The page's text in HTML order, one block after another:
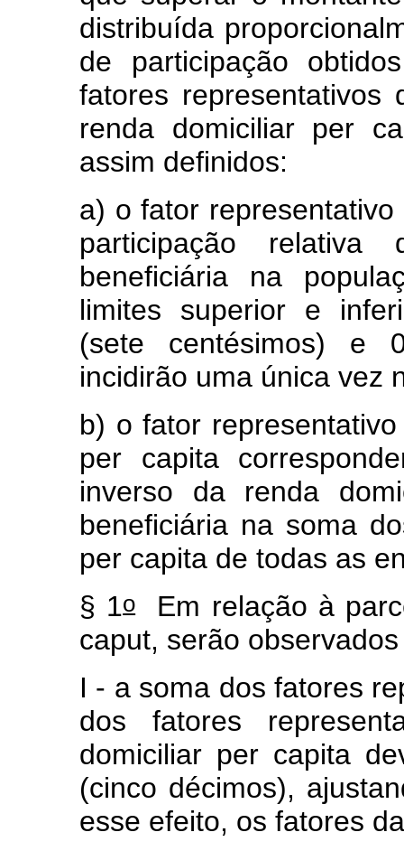
distribuída
de participação
fatores
renda domiciliar per
assim definidos:
a) o fator
participação
beneficiária na
limites superior e
(sete centésimos) e
incidirão uma única vez
b) o fator
per capita
inverso da renda
beneficiária na soma
per capita de todas as
§ 1oEm relação à
caput, serão
I - a soma dos fatores
dos fatores
domiciliar per capita
(cinco décimos),
esse efeito, os fatores